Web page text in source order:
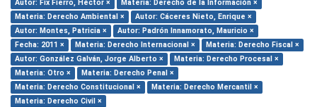
Autor: Fix Fierro, Héctor ×
Materia: Derecho de la Información ×
Materia: Derecho Ambiental ×
Autor: Cáceres Nieto, Enrique ×
Autor: Montes, Patricia ×
Autor: Padrón Innamorato, Mauricio ×
Fecha: 2011 ×
Materia: Derecho Internacional ×
Materia: Derecho Fiscal ×
Autor: González Galván, Jorge Alberto ×
Materia: Derecho Procesal ×
Materia: Otro ×
Materia: Derecho Penal ×
Materia: Derecho Constitucional ×
Materia: Derecho Mercantil ×
Materia: Derecho Civil ×